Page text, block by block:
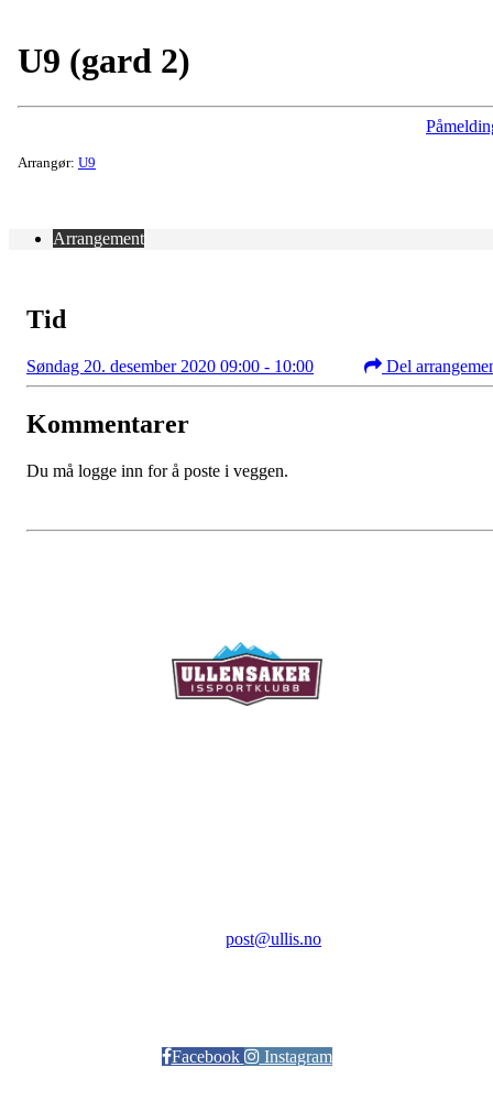
U9 (gard 2)
Arrangør: U9
Arrangement
Tid
Søndag 20. desember 2020 09:00 - 10:00 Del
Kommentarer
Du må logge inn for å poste i veggen.
post@ullis.no
Facebook Instagram